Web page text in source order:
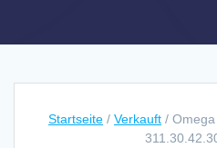
Startseite / Verkauft /